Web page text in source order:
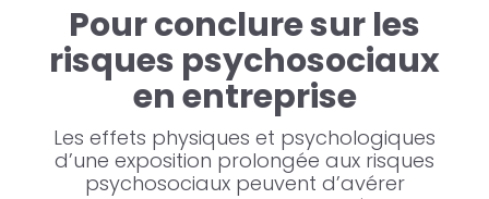
Pour conclure sur les
risques psychosociaux
en entreprise
Les effets physiques et psychologiques
d’une exposition prolongée aux risques
psychosociaux peuvent d’avérer